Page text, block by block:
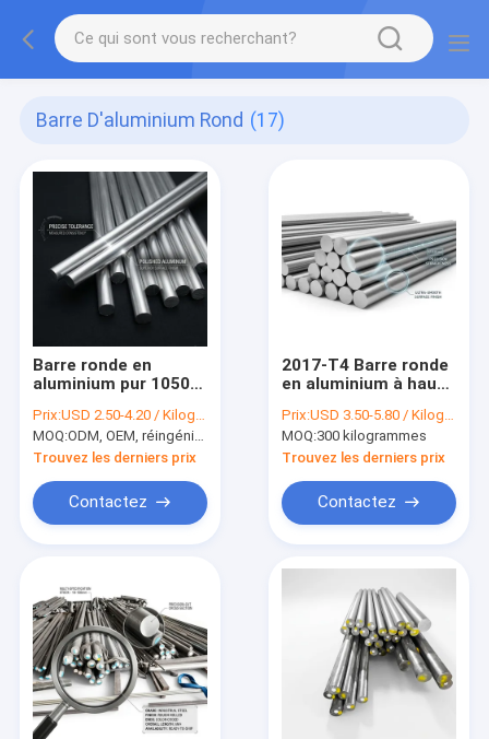
Barre D'aluminium Rond (17)
Barre ronde en
aluminium pur 1050-
conductivité
électrique IACS,
haute pureté,
alternative légère à
99,50 % au cuivre.
Prix:USD 2.50-4.20 / Kilogram
MOQ:ODM, OEM, réingénierie logicielle
Trouvez les derniers prix
Contactez
2017-T4 Barre ronde
en aluminium à haute
découpe pour
l'assemblage
d'aéronefs
Prix:USD 3.50-5.80 / Kilogram
MOQ:300 kilogrammes
Trouvez les derniers prix
Contactez